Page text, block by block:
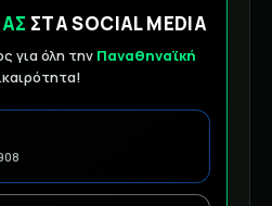
ΣΤΑ SOCIAL MEDIA
για όλη την Παναθηναϊκή